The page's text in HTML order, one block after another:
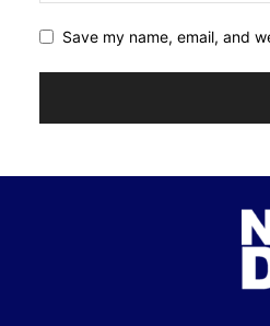
Save my name, email, and